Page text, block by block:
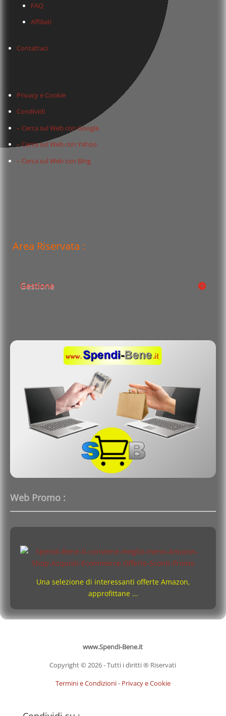
FAQ
Affiliati
Contattaci
Privacy e Cookie
Condividi
– Cerca sul Web con Google
– Cerca sul Web con Yahoo
– Cerca sul Web con Bing
Area Riservata :
Gestione
Web Promo :
Una selezione di interessanti offerte Amazon,
approfittane ...
www.Spendi-Bene.it
Copyright © 2026 - Tutti i diritti ® Riservati
Termini e Condizioni- Privacy e Cookie